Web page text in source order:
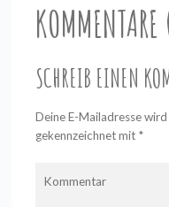
SCHREIB EINEN
Deine E-Mailadresse
gekennzeichnet mit *